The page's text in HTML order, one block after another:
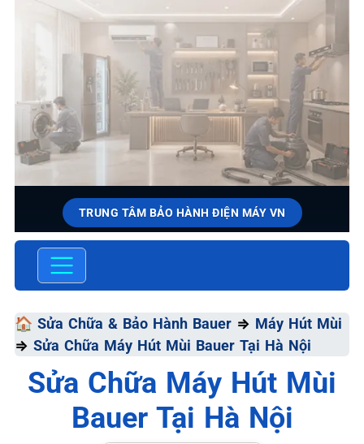
TRUNG TÂM BẢO HÀNH ĐIỆN MÁY VN
SỬA CHỮA & BẢO HÀNH
Đa
📞 09.663.898.33
🏠 Sửa Chữa & Bảo Hành Bauer ⇒ Máy Hút Mùi
⇒ Sửa Chữa Máy Hút Mùi Bauer Tại Hà Nội
Sửa Chữa Máy Hút Mùi
Bauer Tại Hà Nội